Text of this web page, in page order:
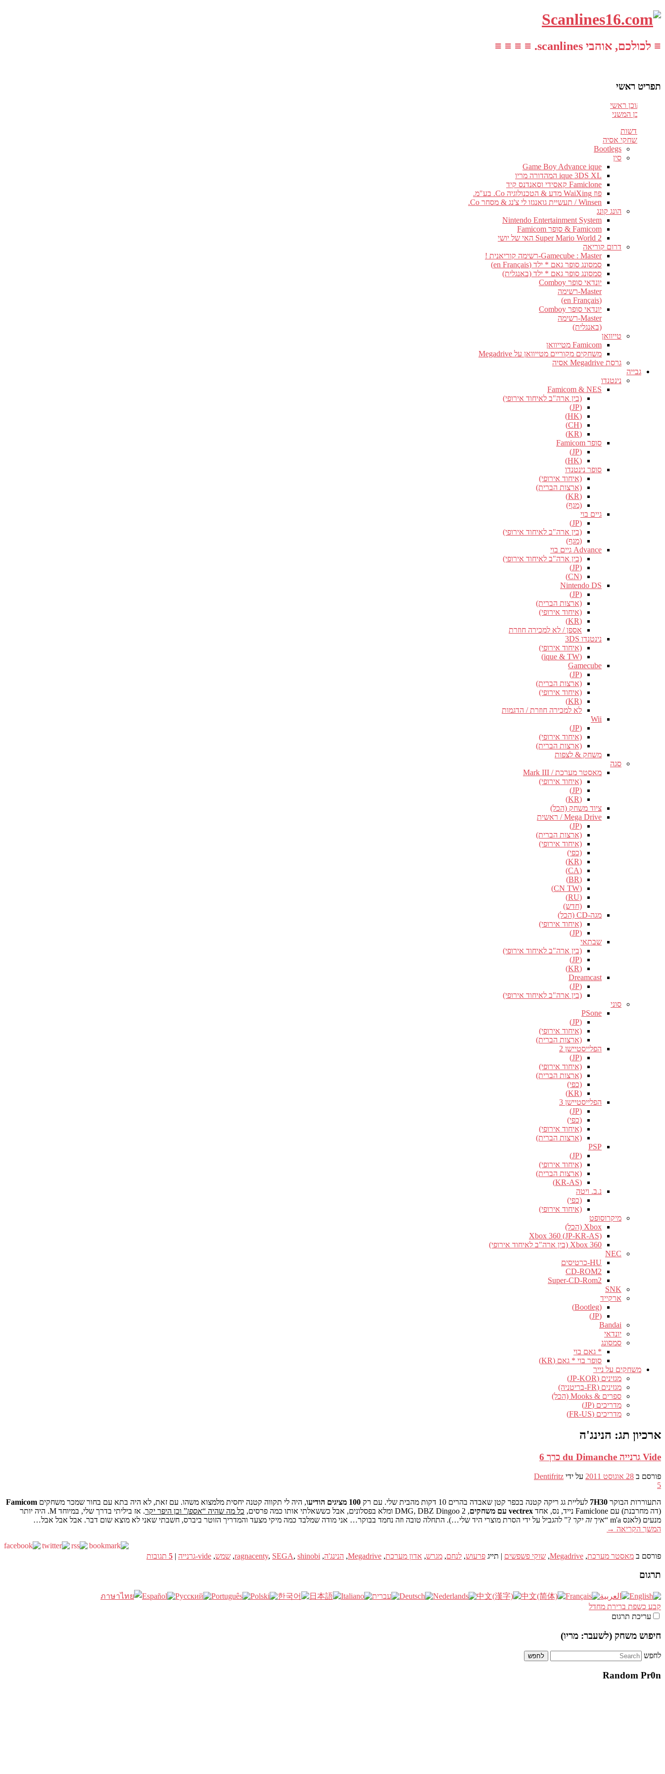
≡ לכולכם, אוהבי scanlines. ≡ ≡ ≡ ≡
תפריט ראשי
עבור לתוכן ראשי
דלג לתוכן המשני
חדשות
משחקי אסיה
Bootlegs
סין
Game Boy Advance ique
ique 3DS XL המהדורה מריו
Famiclone קאסידי וסאנדנס קיד
פוז WaiXing מדע & הטכנולוגיה Co. בע"מ.
Winsen / תעשיית גואנגזו לי צ'נג & מסחר Co.
הונג קונג
Nintendo Entertainment System
Famicom & סופר Famicom
Super Mario World 2 האי של יושי
דרום קוריאה
Gamecube : Master-רשימה קוריאנית !
סמסונג סופר גאם * ילד (en Français)
סמסונג סופר גאם * ילד (באנגלית)
יונדאי סופר Comboy
Master-רשימה
(en Français)
יונדאי סופר Comboy
Master-רשימה
(באנגלית)
טייוואן
Famicom מטייוואן
משחקים מקוריים מטייוואן על Megadrive
גרסת Megadrive אסיה
גבייה
נינטנדו
Famicom & NES
(בין ארה"ב לאיחוד אירופי)
(JP)
(HK)
(CH)
(KR)
סופר Famicom
(JP)
(HK)
סופר נינטנדו
(איחוד אירופי)
(ארצות הברית)
(KR)
(מגף)
גיים בוי
(JP)
(בין ארה"ב לאיחוד אירופי)
(מגף)
Advance גיים בוי
(בין ארה"ב לאיחוד אירופי)
(JP)
(CN)
Nintendo DS
(JP)
(ארצות הברית)
(איחוד אירופי)
(KR)
אספן / לא למכירה חוזרת
נינטנדו 3DS
(איחוד אירופי)
(ique & TW)
Gamecube
(JP)
(ארצות הברית)
(איחוד אירופי)
(KR)
לא למכירה חוזרת / הדגמות
Wii
(JP)
(איחוד אירופי)
(ארצות הברית)
משחק & לצפות
סגה
מאסטר מערכת / Mark III
(איחוד אירופי)
(JP)
(KR)
ציוד משחק (הכל)
Mega Drive / ראשית
(JP)
(ארצות הברית)
(איחוד אירופי)
(כפי)
(KR)
(CA)
(BR)
(CN TW)
(RU)
(חדש)
מגה-CD (הכל)
(איחוד אירופי)
(JP)
שבתאי
(בין ארה"ב לאיחוד אירופי)
(JP)
(KR)
Dreamcast
(JP)
(בין ארה"ב לאיחוד אירופי)
סוני
PSone
(JP)
(איחוד אירופי)
(ארצות הברית)
הפלייסטיישן 2
(JP)
(איחוד אירופי)
(ארצות הברית)
(כפי)
(KR)
הפלייסטיישן 3
(JP)
(כפי)
(איחוד אירופי)
(ארצות הברית)
PSP
(JP)
(איחוד אירופי)
(ארצות הברית)
(KR-AS)
נ.ב. ויטה
(כפי)
(איחוד אירופי)
מיקרוסופט
Xbox (הכל)
Xbox 360 (JP-KR-AS)
Xbox 360 (בין ארה"ב לאיחוד אירופי)
NEC
HU-כרטיסים
CD-ROM2
Super-CD-Rom2
SNK
ארקייד
(Bootleg)
(JP)
Bandai
יונדאי
סמסונג
* גאם בוי
סופר בוי * גאם (KR)
משחקים על נייר
מגזינים (JP-KOR)
מגזינים (FR-בריטניה)
ספרים & Mooks (הכל)
מדריכים (JP)
מדריכים (FR-US)
ארכיון תג: הנינג'ה
Vide גרנייה du Dimanche כרך 6
פורסם ב 28 אוגוסט 2011 על ידי Dentifritz
5
התעוררות הבוקר 7H30 לעליית גג ריקה קטנה בכפר קטן שאבדה בהרים 10 דקות מהבית שלי. עם רק 100 מציגים הודיעו , היה לי תקווה קטנה יחסית מלמצוא משהו. עם זאת, לא היה בתא עם בחור שמכר משחקים Famicom
(דה מחרבנת) עם Famiclone נייד, נס, אחד
vectrex עם משחקים , 2 DMG, DBZ Dingoo ומלא בפסלונים, אבל כששאלתי אותו כמה פרסים, כל מה שהיה “אספן” וכן היפר יקר
. אז ביליתי בדרך שלי, במיוחד M. היה יותר
מנעים (לאנס m'a “
איך זה יקר ?” להגביל על ידי הסרת מוצרי היד שלי…). התחלה טובה וזה נחמד בבוקר… אני מודה שמלבד כמה מיקי מצעד והמדריך הזוטר ביברס, חשבתי שאני לא מוצא שום דבר. אבל אבל אבל…
המשך הקריאה →
פורסם ב מאסטר מערכת,
Megadrive
, שוקי פשפשים | תייג פרעוש, לנחם, מגרש, אדון מערכת,
Megadrive
, הנינג'ה,
ragnacenty, SEGA, shinobi
, שמש, vide-גרנייה |
5 תגובות
תרגום
קבע כשפת ברירת מחדל
עריכת תרגום
חיפוש משחק (לשעבר: מריו)
לחפש
Random Pr0n